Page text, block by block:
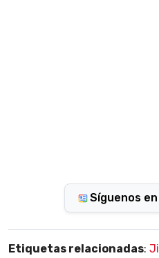
Síguenos
Etiquetas relacionadas: